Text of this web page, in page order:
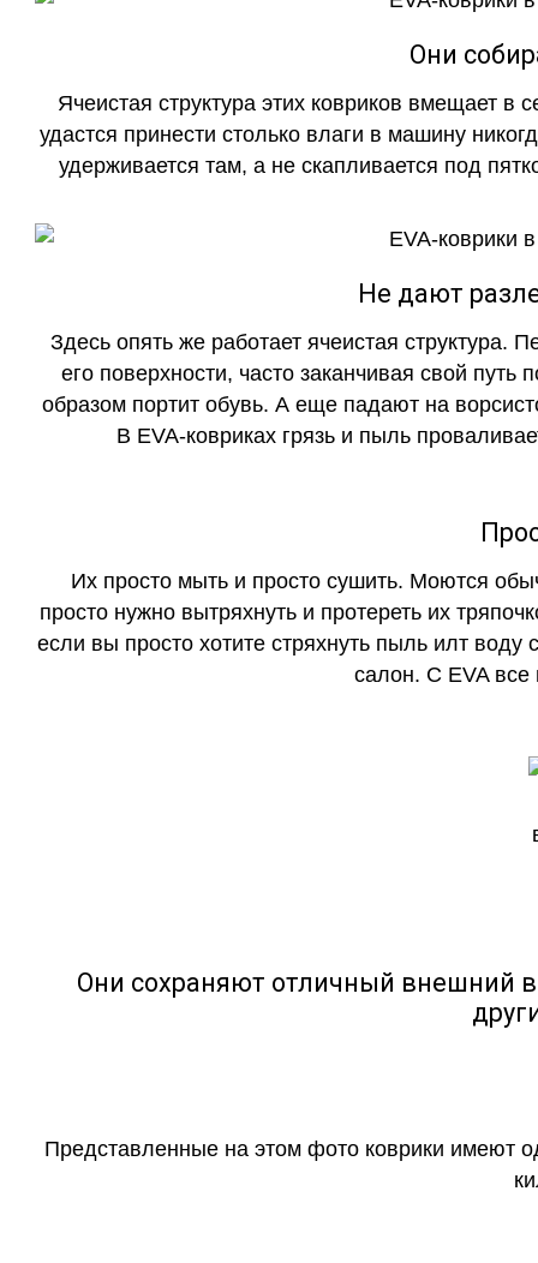
Они
Ячеистая структура этих ковриков вмещает в
удастся принести столько влаги в машину
удерживается там, а не скапливается под
Не дают
Здесь опять же работает ячеистая структура.
его поверхности, часто заканчивая свой
образом портит обувь. А еще падают на
В EVA-ковриках грязь и пыль
Их просто мыть и просто сушить. Моются
просто нужно вытряхнуть и протереть их
если вы просто хотите стряхнуть пыль илт воду
салон. С EVA все
Они сохраняют отличный внешний
Представленные на этом фото коврики имеют